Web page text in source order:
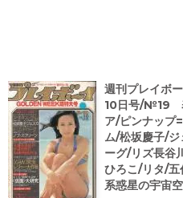
週刊プレイボ
10日号/№19
ア/ピンナップ
ム/松坂慶子/
ーグ/リズ長谷
ひろこ/リタ/
系惑星の宇宙